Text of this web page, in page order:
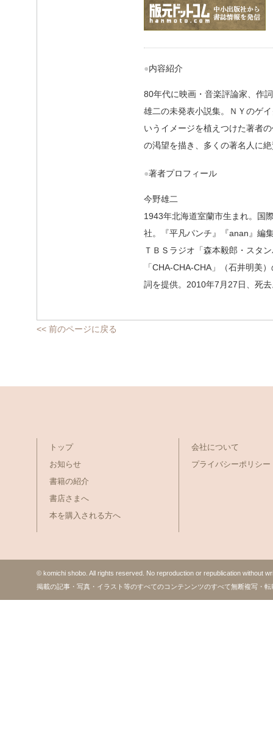
hannmoto
●内容紹介
80年代に映画・音楽評論家、作
雄二の未発表小説集。ＮＹのゲ
いうイメージを植えつけた著者
の渇望を描き、多くの著名人に
●著者プロフィール
今野雄二
1943年北海道室蘭市生まれ。国
社。『平凡パンチ』『anan』編
ＴＢＳラジオ「森本毅郎・スタ
「CHA-CHA-CHA」（石井明美
詞を提供。2010年7月27日、死
<< 前のページに戻る
トップ
お知らせ
書籍の紹介
書店さまへ
本を購入される方へ
会社について
プライバシーポリシー
© komichi shobo. All rights reserved. No reproduction or republication without
掲載の記事・写真・イラスト等のすべてのコンテンンツのすべて無断複写・